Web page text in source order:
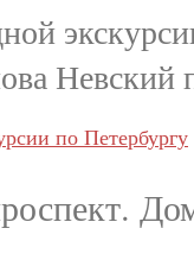
Невский
по Петербургу